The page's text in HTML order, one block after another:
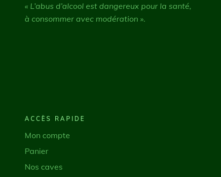
« L’abus d’alcool est dangereux pour la santé,
à consommer avec modération ».
ACCÈS RAPIDE
Mon compte
Panier
Nos caves